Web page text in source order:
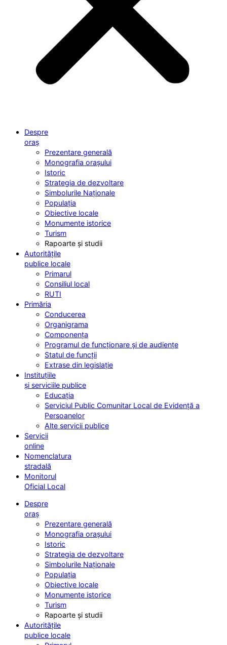
Despre
oraș
Prezentare generală
Monografia orașului
Istoric
Strategia de dezvoltare
Simbolurile Naționale
Populația
Obiective locale
Monumente istorice
Turism
Rapoarte și studii
Autoritățile
publice locale
Primarul
Consiliul local
RUTI
Primăria
Conducerea
Organigrama
Componența
Programul de funcționare și de audiențe
Statul de funcții
Extrase din legislație
Instituțiile
și serviciile publice
Educația
Serviciul Public Comunitar Local de Evidență a
Persoanelor
Alte servicii publice
Servicii
online
Nomenclatura
stradală
Monitorul
Oficial Local
Despre
oraș
Prezentare generală
Monografia orașului
Istoric
Strategia de dezvoltare
Simbolurile Naționale
Populația
Obiective locale
Monumente istorice
Turism
Rapoarte și studii
Autoritățile
publice locale